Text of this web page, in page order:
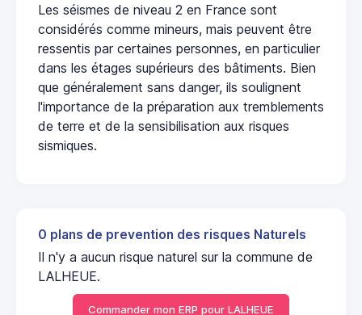
Les séismes de niveau 2 en France sont
considérés comme mineurs, mais peuvent être
ressentis par certaines personnes, en particulier
dans les étages supérieurs des bâtiments. Bien
que généralement sans danger, ils soulignent
l'importance de la préparation aux tremblements
de terre et de la sensibilisation aux risques
sismiques.
0 plans de prevention des risques Naturels
Il n'y a aucun risque naturel sur la commune de
LALHEUE.
Commander mon ERP pour LALHEUE